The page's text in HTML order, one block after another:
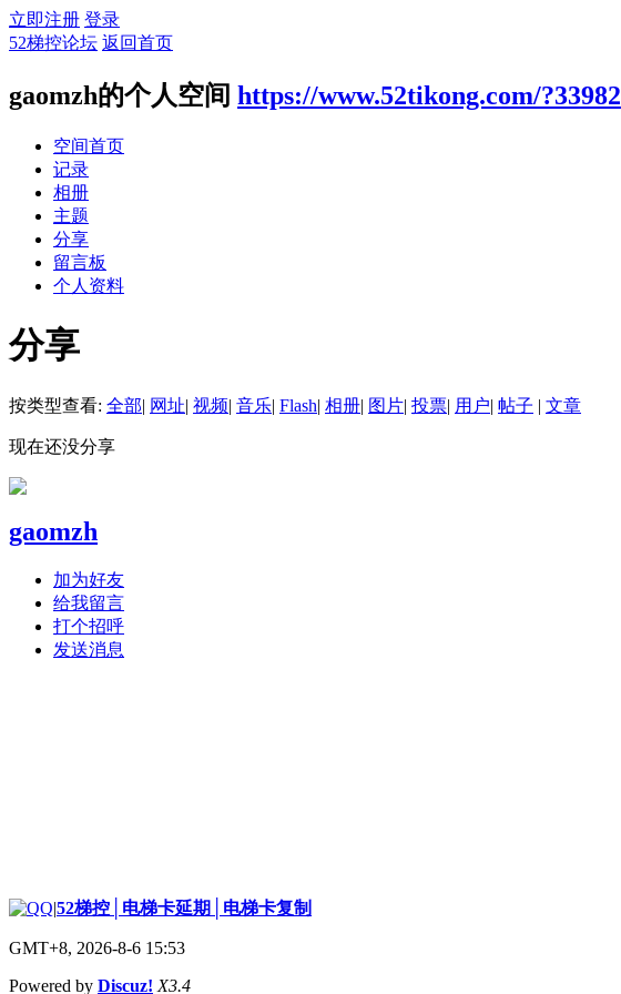
立即注册 登录
52梯控论坛 返回首页
gaomzh的个人空间 https://www.52tikong.com/?33982
空间首页
记录
相册
主题
分享
留言板
个人资料
分享
按类型查看: 全部| 网址| 视频| 音乐| Flash| 相册| 图片| 投票| 用户| 帖子 | 文章
现在还没分享
gaomzh
加为好友
给我留言
打个招呼
发送消息
|52梯控│电梯卡延期│电梯卡复制
GMT+8, 2026-8-6 15:53
Powered by Discuz! X3.4